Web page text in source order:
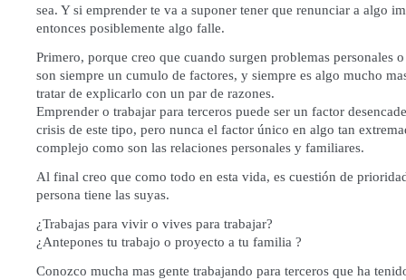
sea. Y si emprender te va a suponer tener que renunciar a algo
entonces posiblemente algo falle.
Primero, porque creo que cuando surgen problemas personales
son siempre un cumulo de factores, y siempre es algo mucho
tratar de explicarlo con un par de razones.
Emprender o trabajar para terceros puede ser un factor
crisis de este tipo, pero nunca el factor único en algo tan
complejo como son las relaciones personales y familiares.
Al final creo que como todo en esta vida, es cuestión de
persona tiene las suyas.
¿Trabajas para vivir o vives para trabajar?
¿Antepones tu trabajo o proyecto a tu familia ?
Conozco mucha mas gente trabajando para terceros que ha